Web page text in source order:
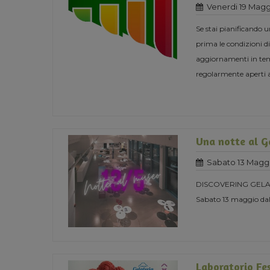
Venerdi 19
Se stai pianificando
prima le condizioni
aggiornamenti in
regolarmente aperti
Una notte al
Sabato 13
DISCOVERING
Sabato 13 maggio
Laboratorio